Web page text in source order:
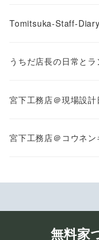
Tomitsuka-Staff-Diary
うちだ店長の日常とラ
宮下工務店＠現場設計
宮下工務店＠コウネ
無料家